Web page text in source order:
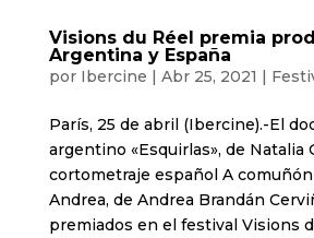
Visions du Réel premia
Argentina y España
por Ibercine | Abr 25, 2021 |
París, 25 de abril (Ibercine).-El
argentino «Esquirlas», de Natalia
cortometraje español A
Andrea, de Andrea Brandán
premiados en el festival Visions